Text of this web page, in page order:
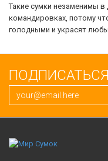
Такие сумки незаменимы в
командировках, потому
голодными и украсят